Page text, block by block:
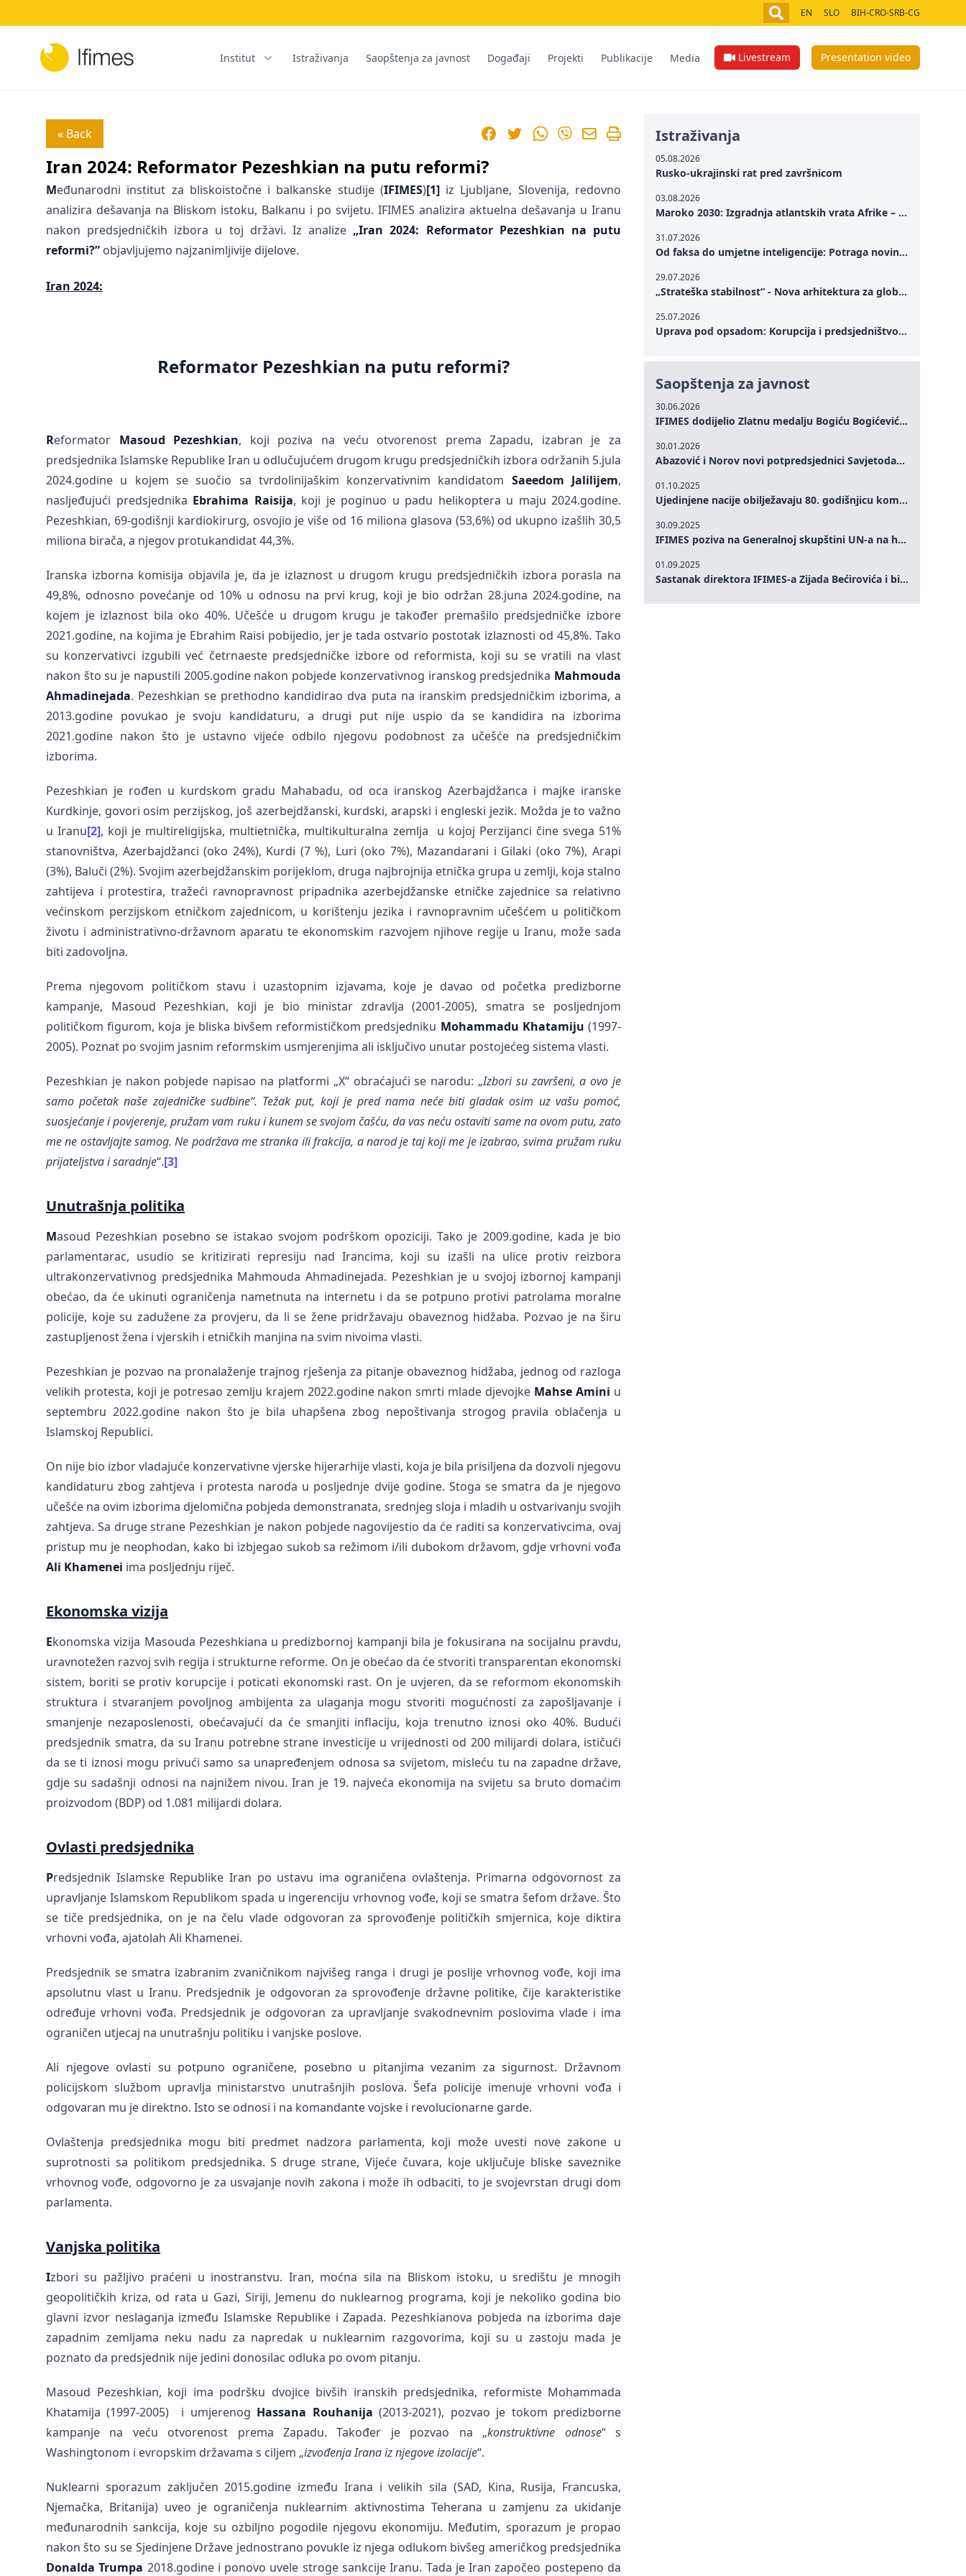
EN SLO BIH-CRO-SRB-CG
Institut Istraživanja Saopštenja za javnost Događaji Projekti Publikacije Media Livestream Presentation video
« Back FacebookTwitterWhatsApp
Viber
Iran 2024: Reformator Pezeshkian na putu reformi?
Međunarodni institut za bliskoistočne i balkanske studije (IFIMES)[1]iz Ljubljane, Slovenija, redovno
analizira dešavanja na Bliskom istoku, Balkanu i po svijetu. IFIMES analizira aktuelna dešavanja u Iranu
nakon predsjedničkih izbora u toj državi. Iz analize „Iran 2024: Reformator Pezeshkian na putu
reformi?” objavljujemo najzanimljivije dijelove.
Iran 2024:
Reformator Pezeshkian na putu reformi?
Reformator Masoud Pezeshkian, koji poziva na veću otvorenost prema Zapadu, izabran je za
predsjednika Islamske Republike Iran u odlučujućem drugom krugu predsjedničkih izbora održanih 5.jula
2024.godine u kojem se suočio sa tvrdolinijaškim konzervativnim kandidatom Saeedom Jalilijem,
nasljeđujući predsjednika Ebrahima Raisija, koji je poginuo u padu helikoptera u maju 2024.godine.
Pezeshkian, 69-godišnji kardiokirurg, osvojio je više od 16 miliona glasova (53,6%) od ukupno izašlih 30,5
miliona birača, a njegov protukandidat 44,3%.
Iranska izborna komisija objavila je, da je izlaznost u drugom krugu predsjedničkih izbora porasla na
49,8%, odnosno povećanje od 10% u odnosu na prvi krug, koji je bio održan 28.juna 2024.godine, na
kojem je izlaznost bila oko 40%. Učešće u drugom krugu je također premašilo predsjedničke izbore
2021.godine, na kojima je Ebrahim Raisi pobijedio, jer je tada ostvario postotak izlaznosti od 45,8%. Tako
su konzervativci izgubili već četrnaeste predsjedničke izbore od reformista, koji su se vratili na vlast
nakon što su je napustili 2005.godine nakon pobjede konzervativnog iranskog predsjednika Mahmouda
Ahmadinejada. Pezeshkian se prethodno kandidirao dva puta na iranskim predsjedničkim izborima, a
2013.godine povukao je svoju kandidaturu, a drugi put nije uspio da se kandidira na izborima
2021.godine nakon što je ustavno vijeće odbilo njegovu podobnost za učešće na predsjedničkim
izborima.
Pezeshkian je rođen u kurdskom gradu Mahabadu, od oca iranskog Azerbajdžanca i majke iranske
Kurdkinje, govori osim perzijskog, još azerbejdžanski, kurdski, arapski i engleski jezik. Možda je to važno
u Iranu[2], koji je multireligijska, multietnička, multikulturalna zemlja u kojoj Perzijanci čine svega 51%
stanovništva, Azerbajdžanci (oko 24%), Kurdi (7 %), Luri (oko 7%), Mazandarani i Gilaki (oko 7%), Arapi
(3%), Baluči (2%). Svojim azerbejdžanskim porijeklom, druga najbrojnija etnička grupa u zemlji, koja stalno
zahtijeva i protestira, tražeći ravnopravnost pripadnika azerbejdžanske etničke zajednice sa relativno
većinskom perzijskom etničkom zajednicom, u korištenju jezika i ravnopravnim učešćem u političkom
životu i administrativno-državnom aparatu te ekonomskim razvojem njihove regije u Iranu, može sada
biti zadovoljna.
Prema njegovom političkom stavu i uzastopnim izjavama, koje je davao od početka predizborne
kampanje, Masoud Pezeshkian, koji je bio ministar zdravlja (2001-2005), smatra se posljednjom
političkom figurom, koja je bliska bivšem reformističkom predsjedniku Mohammadu Khatamiju (1997-
2005). Poznat po svojim jasnim reformskim usmjerenjima ali isključivo unutar postojećeg sistema vlasti.
Pezeshkian je nakon pobjede napisao na platformi „X“ obraćajući se narodu: „Izbori su završeni, a ovo je
samo početak naše zajedničke sudbine“. Težak put, koji je pred nama neće biti gladak osim uz vašu pomoć,
suosjećanje i povjerenje, pružam vam ruku i kunem se svojom čašću, da vas neću ostaviti same na ovom putu, zato
me ne ostavljajte samog. Ne podržava me stranka ili frakcija, a narod je taj koji me je izabrao, svima pružam ruku
prijateljstva i saradnje“.[3]
Unutrašnja politika
Masoud Pezeshkian posebno se istakao svojom podrškom opoziciji. Tako je 2009.godine, kada je bio
parlamentarac, usudio se kritizirati represiju nad Irancima, koji su izašli na ulice protiv reizbora
ultrakonzervativnog predsjednika Mahmouda Ahmadinejada. Pezeshkian je u svojoj izbornoj kampanji
obećao, da će ukinuti ograničenja nametnuta na internetu i da se potpuno protivi patrolama moralne
policije, koje su zadužene za provjeru, da li se žene pridržavaju obaveznog hidžaba. Pozvao je na širu
zastupljenost žena i vjerskih i etničkih manjina na svim nivoima vlasti.
Pezeshkian je pozvao na pronalaženje trajnog rješenja za pitanje obaveznog hidžaba, jednog od razloga
velikih protesta, koji je potresao zemlju krajem 2022.godine nakon smrti mlade djevojke Mahse Amini u
septembru 2022.godine nakon što je bila uhapšena zbog nepoštivanja strogog pravila oblačenja u
Islamskoj Republici.
On nije bio izbor vladajuće konzervativne vjerske hijerarhije vlasti, koja je bila prisiljena da dozvoli njegovu
kandidaturu zbog zahtjeva i protesta naroda u posljednje dvije godine. Stoga se smatra da je njegovo
učešće na ovim izborima djelomična pobjeda demonstranata, srednjeg sloja i mladih u ostvarivanju svojih
zahtjeva. Sa druge strane Pezeshkian je nakon pobjede nagovijestio da će raditi sa konzervativcima, ovaj
pristup mu je neophodan, kako bi izbjegao sukob sa režimom i/ili dubokom državom, gdje vrhovni vođa
Ali Khamenei ima posljednju riječ.
Ekonomska vizija
Ekonomska vizija Masouda Pezeshkiana u predizbornoj kampanji bila je fokusirana na socijalnu pravdu,
uravnotežen razvoj svih regija i strukturne reforme. On je obećao da će stvoriti transparentan ekonomski
sistem, boriti se protiv korupcije i poticati ekonomski rast. On je uvjeren, da se reformom ekonomskih
struktura i stvaranjem povoljnog ambijenta za ulaganja mogu stvoriti mogućnosti za zapošljavanje i
smanjenje nezaposlenosti, obećavajući da će smanjiti inflaciju, koja trenutno iznosi oko 40%. Budući
predsjednik smatra, da su Iranu potrebne strane investicije u vrijednosti od 200 milijardi dolara, ističući
da se ti iznosi mogu privući samo sa unapređenjem odnosa sa svijetom, misleću tu na zapadne države,
gdje su sadašnji odnosi na najnižem nivou. Iran je 19. najveća ekonomija na svijetu sa bruto domaćim
proizvodom (BDP) od 1.081 milijardi dolara.
Ovlasti predsjednika
Predsjednik Islamske Republike Iran po ustavu ima ograničena ovlaštenja. Primarna odgovornost za
upravljanje Islamskom Republikom spada u ingerenciju vrhovnog vođe, koji se smatra šefom države. Što
se tiče predsjednika, on je na čelu vlade odgovoran za sprovođenje političkih smjernica, koje diktira
vrhovni vođa, ajatolah Ali Khamenei.
Predsjednik se smatra izabranim zvaničnikom najvišeg ranga i drugi je poslije vrhovnog vođe, koji ima
apsolutnu vlast u Iranu. Predsjednik je odgovoran za sprovođenje državne politike, čije karakteristike
određuje vrhovni vođa. Predsjednik je odgovoran za upravljanje svakodnevnim poslovima vlade i ima
ograničen utjecaj na unutrašnju politiku i vanjske poslove.
Ali njegove ovlasti su potpuno ograničene, posebno u pitanjima vezanim za sigurnost. Državnom
policijskom službom upravlja ministarstvo unutrašnjih poslova. Šefa policije imenuje vrhovni vođa i
odgovaran mu je direktno. Isto se odnosi i na komandante vojske i revolucionarne garde.
Ovlaštenja predsjednika mogu biti predmet nadzora parlamenta, koji može uvesti nove zakone u
suprotnosti sa politikom predsjednika. S druge strane, Vijeće čuvara, koje uključuje bliske saveznike
vrhovnog vođe, odgovorno je za usvajanje novih zakona i može ih odbaciti, to je svojevrstan drugi dom
parlamenta.
Vanjska politika
Izbori su pažljivo praćeni u inostranstvu. Iran, moćna sila na Bliskom istoku, u središtu je mnogih
geopolitičkih kriza, od rata u Gazi, Siriji, Jemenu do nuklearnog programa, koji je nekoliko godina bio
glavni izvor neslaganja između Islamske Republike i Zapada. Pezeshkianova pobjeda na izborima daje
zapadnim zemljama neku nadu za napredak u nuklearnim razgovorima, koji su u zastoju mada je
poznato da predsjednik nije jedini donosilac odluka po ovom pitanju.
Masoud Pezeshkian, koji ima podršku dvojice bivših iranskih predsjednika, reformiste Mohammada
Khatamija (1997-2005) i umjerenog Hassana Rouhanija (2013-2021), pozvao je tokom predizborne
kampanje na veću otvorenost prema Zapadu. Također je pozvao na „konstruktivne odnose“ s
Washingtonom i evropskim državama s ciljem „izvođenja Irana iz njegove izolacije“.
Nuklearni sporazum zaključen 2015.godine između Irana i velikih sila (SAD, Kina, Rusija, Francuska,
Njemačka, Britanija) uveo je ograničenja nuklearnim aktivnostima Teherana u zamjenu za ukidanje
međunarodnih sankcija, koje su ozbiljno pogodile njegovu ekonomiju. Međutim, sporazum je propao
nakon što su se Sjedinjene Države jednostrano povukle iz njega odlukom bivšeg američkog predsjednika
Donalda Trumpa 2018.godine i ponovo uvele stroge sankcije Iranu. Tada je Iran započeo postepeno da
Saopštenja za javnost
30.06.2026
IFIMES dodijelio Zlatnu medalju Bogiću Bogićeviću za izuzetan doprinos demokratskim vrijednostima i miru
30.01.2026
Abazović i Norov novi potpredsjednici Savjetodavnog odbora IFIMES-a
01.10.2025
Ujedinjene nacije obilježavaju 80. godišnjicu komemoracijom na visokom nivou: Eileen Dong predstavlja IFIMES u oblasti ženskog liderstva, unapređenja mira, pravde, rodne ravnopravnosti i održivog razvoja
30.09.2025
IFIMES poziva na Generalnoj skupštini UN-a na hitna ulaganja u mentalno zdravlje i sisteme njege proširene umjetnom inteligencijom
01.09.2025
Sastanak direktora IFIMES-a Zijada Bećirovića i bivšeg premijera Crne Gore Dritana Abazovića
Istraživanja
05.08.2026
Rusko-ukrajinski rat pred završnicom
03.08.2026
Maroko 2030: Izgradnja atlantskih vrata Afrike – od Tangera u Mediteranu do novog geopolitičkog koridora
31.07.2026
Od faksa do umjetne inteligencije: Potraga novinarstva za istinom u digitalnom dobu
29.07.2026
„Strateška stabilnost“ - Nova arhitektura za globalnu saradnju
25.07.2026
Uprava pod opsadom: Korupcija i predsjedništvo Zelenskog – Kako unutrašnje ranjivosti testiraju političku otpornost Ukrajine u kritičnom trenutku rata